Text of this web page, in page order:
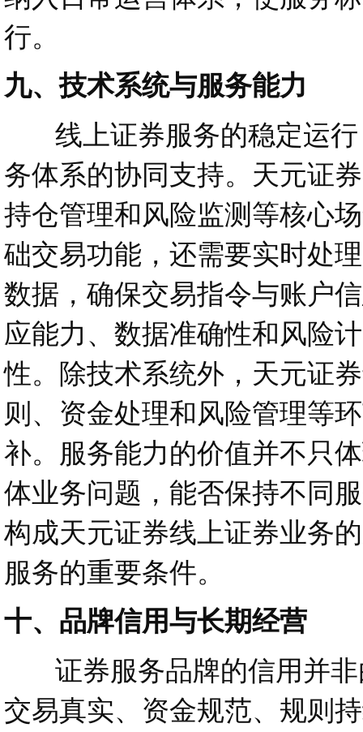
行。
九、技术系统与服务能力
线上证券服务的稳定运行
务体系的协同支持。天元证
持仓管理和风险监测等核心
础交易功能，还需要实时处
数据，确保交易指令与账户
应能力、数据准确性和风险
性。除技术系统外，天元证
则、资金处理和风险管理等
补。服务能力的价值并不只
体业务问题，能否保持不同
构成天元证券线上证券业务
服务的重要条件。
十、品牌信用与长期经营
证券服务品牌的信用并非
交易真实、资金规范、规则